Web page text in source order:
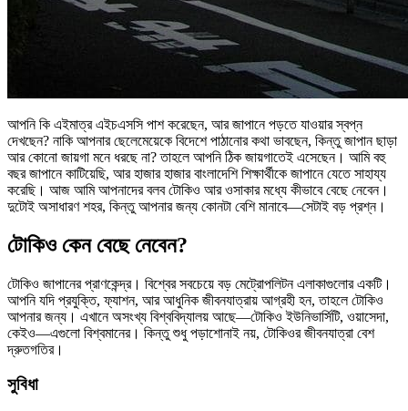
আপনি কি এইমাত্র এইচএসসি পাশ করেছেন, আর জাপানে পড়তে যাওয়ার স্বপ্ন
দেখছেন? নাকি আপনার ছেলেমেয়েকে বিদেশে পাঠানোর কথা ভাবছেন, কিন্তু জাপান ছাড়া
আর কোনো জায়গা মনে ধরছে না? তাহলে আপনি ঠিক জায়গাতেই এসেছেন। আমি বহু
বছর জাপানে কাটিয়েছি, আর হাজার হাজার বাংলাদেশি শিক্ষার্থীকে জাপানে যেতে সাহায্য
করেছি। আজ আমি আপনাদের বলব টোকিও আর ওসাকার মধ্যে কীভাবে বেছে নেবেন।
দুটোই অসাধারণ শহর, কিন্তু আপনার জন্য কোনটা বেশি মানাবে—সেটাই বড় প্রশ্ন।
টোকিও কেন বেছে নেবেন?
টোকিও জাপানের প্রাণকেন্দ্র। বিশ্বের সবচেয়ে বড় মেট্রোপলিটন এলাকাগুলোর একটি।
আপনি যদি প্রযুক্তি, ফ্যাশন, আর আধুনিক জীবনযাত্রায় আগ্রহী হন, তাহলে টোকিও
আপনার জন্য। এখানে অসংখ্য বিশ্ববিদ্যালয় আছে—টোকিও ইউনিভার্সিটি, ওয়াসেদা,
কেইও—এগুলো বিশ্বমানের। কিন্তু শুধু পড়াশোনাই নয়, টোকিওর জীবনযাত্রা বেশ
দ্রুতগতির।
সুবিধা